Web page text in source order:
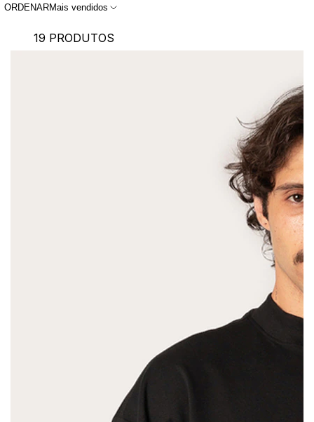
ORDENARMais vendidos
19 PRODUTOS